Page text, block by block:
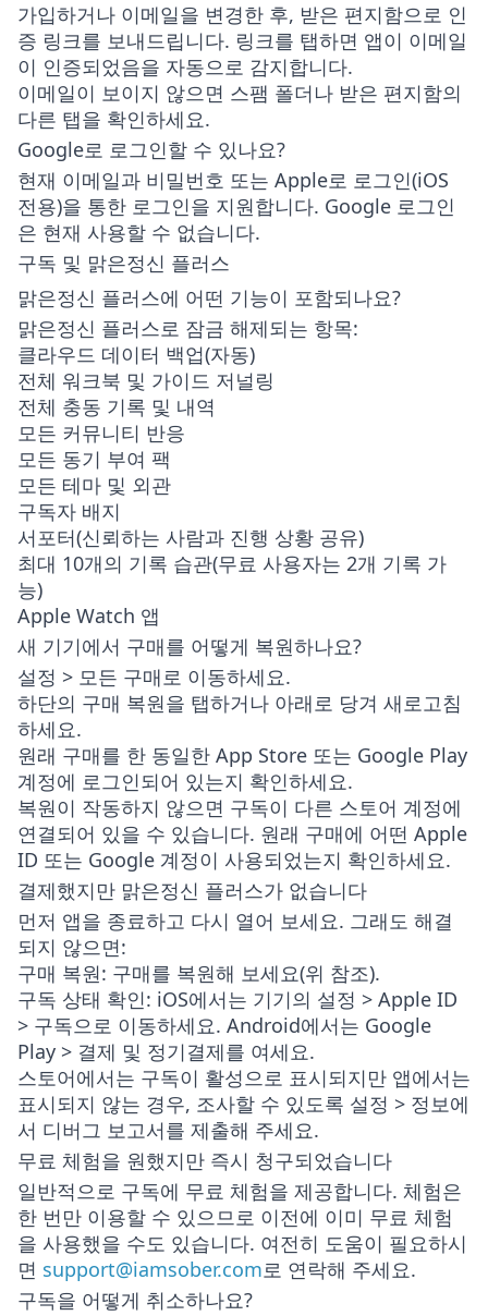
가입하거나 이메일을 변경한 후, 받은 편지함으로 인
증 링크를 보내드립니다. 링크를 탭하면 앱이 이메일
이 인증되었음을 자동으로 감지합니다.
이메일이 보이지 않으면 스팸 폴더나 받은 편지함의
다른 탭을 확인하세요.
Google로 로그인할 수 있나요?
현재 이메일과 비밀번호 또는 Apple로 로그인(iOS
전용)을 통한 로그인을 지원합니다. Google 로그인
은 현재 사용할 수 없습니다.
구독 및 맑은정신 플러스
맑은정신 플러스에 어떤 기능이 포함되나요?
맑은정신 플러스로 잠금 해제되는 항목:
클라우드 데이터 백업(자동)
전체 워크북 및 가이드 저널링
전체 충동 기록 및 내역
모든 커뮤니티 반응
모든 동기 부여 팩
모든 테마 및 외관
구독자 배지
서포터(신뢰하는 사람과 진행 상황 공유)
최대 10개의 기록 습관(무료 사용자는 2개 기록 가
능)
Apple Watch 앱
새 기기에서 구매를 어떻게 복원하나요?
설정 > 모든 구매로 이동하세요.
하단의 구매 복원을 탭하거나 아래로 당겨 새로고침
하세요.
원래 구매를 한 동일한 App Store 또는 Google Play
계정에 로그인되어 있는지 확인하세요.
복원이 작동하지 않으면 구독이 다른 스토어 계정에
연결되어 있을 수 있습니다. 원래 구매에 어떤 Apple
ID 또는 Google 계정이 사용되었는지 확인하세요.
결제했지만 맑은정신 플러스가 없습니다
먼저 앱을 종료하고 다시 열어 보세요. 그래도 해결
되지 않으면:
구매 복원: 구매를 복원해 보세요(위 참조).
구독 상태 확인: iOS에서는 기기의 설정 > Apple ID
> 구독으로 이동하세요. Android에서는 Google
Play > 결제 및 정기결제를 여세요.
스토어에서는 구독이 활성으로 표시되지만 앱에서는
표시되지 않는 경우, 조사할 수 있도록 설정 > 정보에
서 디버그 보고서를 제출해 주세요.
무료 체험을 원했지만 즉시 청구되었습니다
일반적으로 구독에 무료 체험을 제공합니다. 체험은
한 번만 이용할 수 있으므로 이전에 이미 무료 체험
을 사용했을 수도 있습니다. 여전히 도움이 필요하시
면 support@iamsober.com로 연락해 주세요.
구독을 어떻게 취소하나요?